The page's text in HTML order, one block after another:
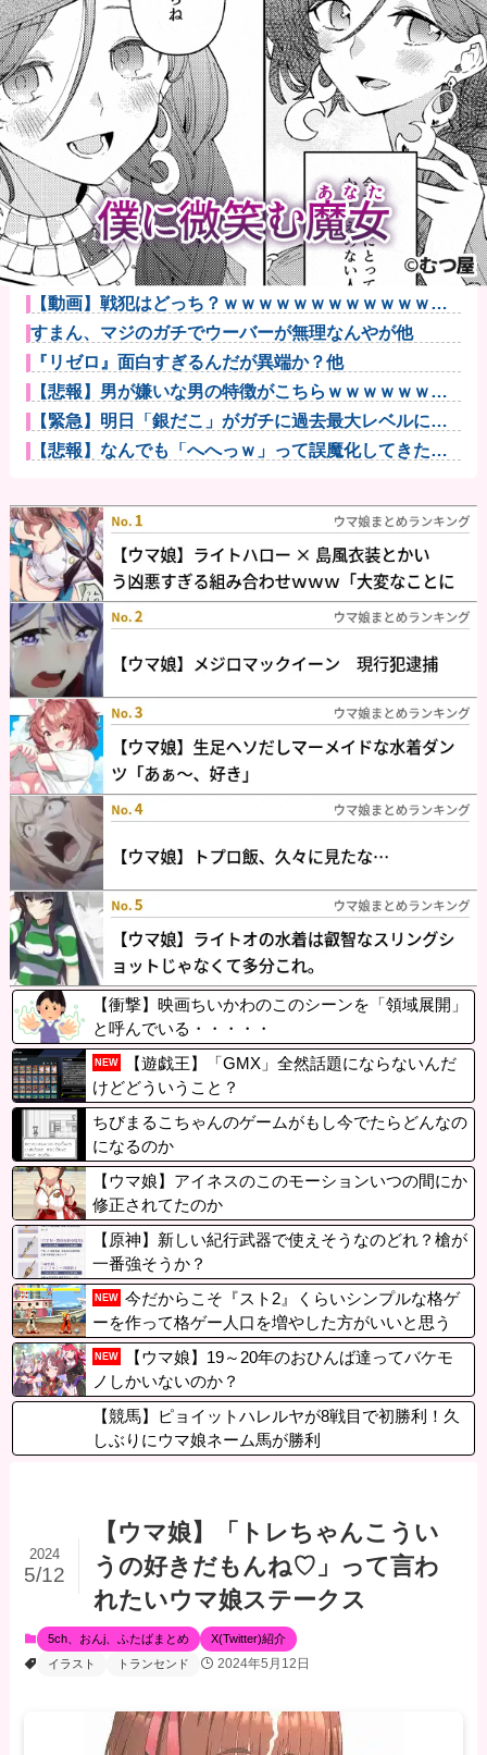
ワイ、「着衣おっばい」でしか抜けない体質になって
しまうｗｗｗ...
【悲報】粗品、永久追放ｗｗｗｗｗｗｗｗｗｗｗｗｗ
ｗｗ（証拠あ...
夫さん、妻に「天井のシミ数えてれば終わるでな」と
押し倒されて...
【悲報】Z世代「求刑7年のジャンポケ斎藤は口封じに
被害者殺し...
PTA会長「PTA参加拒否した親へ最終警告。こうなっ
てもいい...
野田昇吾、5ヶ月ぶりの勝利で初の準優進出
へ！！！！！他
カープ大瀬良(2軍) 防御率4.31 WHIP1.39 QS...
【阪神対中日18回戦】8（遊） 熊谷 敬宥 8（捕） 加
藤...
【動画】戦犯はどっち？ｗｗｗｗｗｗｗｗｗｗｗｗｗ
ｗｗｗｗｗｗ...
すまん、マジのガチでウーバーが無理なんやが他
『リゼロ』面白すぎるんだが異端か？他
【悲報】男が嫌いな男の特徴がこちらｗｗｗｗｗｗｗ
ｗｗｗ
【緊急】明日「銀だこ」がガチに過去最大レベルに混
みそうwww...
【悲報】なんでも「へへっｗ」って誤魔化してきたワ
【衝撃】映画ちいかわのこのシーンを「領域展開」
と呼んでいる・・・・・
NEW
【遊戯王】「GMX」全然話題にならないんだ
けどどういうこと？
ちびまるこちゃんのゲームがもし今でたらどんなの
になるのか
【ウマ娘】アイネスのこのモーションいつの間にか
修正されてたのか
【原神】新しい紀行武器で使えそうなのどれ？槍が
一番強そうか？
NEW
今だからこそ『スト2』くらいシンプルな格ゲ
ーを作って格ゲー人口を増やした方がいいと思う
NEW
【ウマ娘】19～20年のおひんば達ってバケモ
ノしかいないのか？
【競馬】ピョイットハレルヤが8戦目で初勝利！久
しぶりにウマ娘ネーム馬が勝利
【ウマ娘】「トレちゃんこうい
うの好きだもんね♡」って言わ
れたいウマ娘ステークス
2024
5/12
5ch、おんj、ふたばまとめ
X(Twitter)紹介
イラスト
トランセンド 2024年5月12日